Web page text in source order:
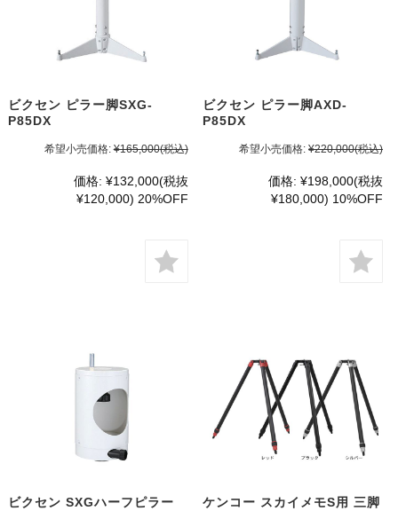
ビクセン ピラー脚SXG-
P85DX
希望小売価格: ¥165,000(税込)
価格: ¥132,000(税抜
¥120,000) 20%OFF
ビクセン ピラー脚AXD-
P85DX
希望小売価格: ¥220,000(税込)
価格: ¥198,000(税抜
¥180,000) 10%OFF
ビクセン SXGハーフピラー ケンコー スカイメモS用 三脚